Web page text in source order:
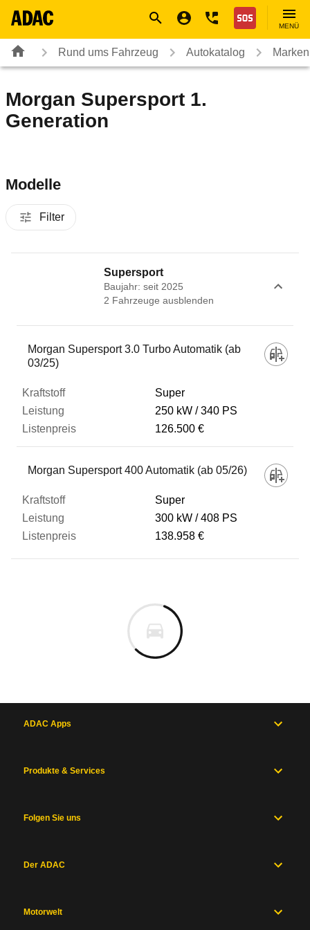
Nothilfe
MENÜ
Rund ums Fahrzeug Autokatalog
Morgan Supersport 1.
Generation
Modelle
Filter
Supersport
Baujahr: seit 2025
2 Fahrzeuge ausblenden
Fahrzeug
Kraftstoff
Leistung
Listenpreis
Zum Vergleich hinzufügen
Morgan Supersport 3.0 Turbo Automatik (ab
03/25)
Super
250 kW
340 PS
126.500 €
Morgan Supersport 400 Automatik (ab 05/26)
Super
300 kW
408 PS
138.958 €
ADAC Apps
Produkte & Services
Folgen Sie uns
Der ADAC
Motorwelt